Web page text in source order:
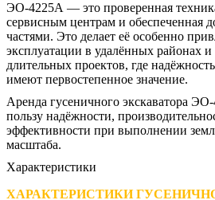
ЭО-4225А — это проверенная
сервисным центрам и обеспеченная
частями. Это делает её особенно
эксплуатации в удалённых районах
длительных проектов, где
имеют первостепенное значение.
Аренда гусеничного экскаватора
пользу надёжности,
эффективности при выполнении
масштаба.
Характеристики
ХАРАКТЕРИСТИКИ